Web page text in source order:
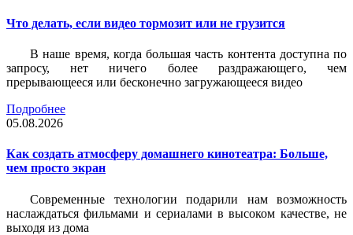
Что делать, если видео тормозит или не грузится
В наше время, когда большая часть контента доступна по
запросу, нет ничего более раздражающего, чем
прерывающееся или бесконечно загружающееся видео
Подробнее
05.08.2026
Как создать атмосферу домашнего кинотеатра: Больше,
чем просто экран
Современные технологии подарили нам возможность
наслаждаться фильмами и сериалами в высоком качестве, не
выходя из дома